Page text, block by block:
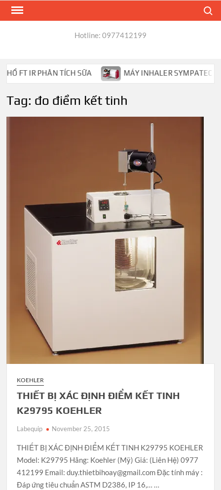
Skip
Hotline: 0977412199
FT IR PHÂN TÍCH SỮA MÁY INHALER SYMPATEC
Tag: đo điểm kết tinh
KOEHLER
THIẾT BỊ XÁC ĐỊNH ĐIỂM KẾT TINH
K29795 KOEHLER
Labequip November 25, 2015
THIẾT BỊ XÁC ĐỊNH ĐIỂM KẾT TINH K29795 KOEHLER
Model: K29795 Hãng: Koehler (Mỹ) Giá: (Liên Hệ) 0977
412199 Email: duy.thietbihoay@gmail.com Đặc tính máy :
Đáp ứng tiêu chuẩn ASTM D2386, IP 16,… …